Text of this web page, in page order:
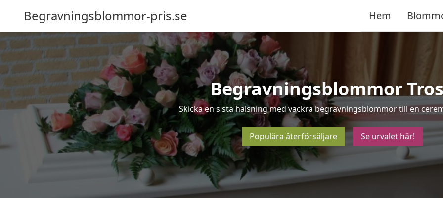
Begravningsblommor-pris.se Hem
Begravningsblommor
Skicka en sista hälsning med vackra begravningsblommor till en
Populära återförsäljare Se urvalet här!